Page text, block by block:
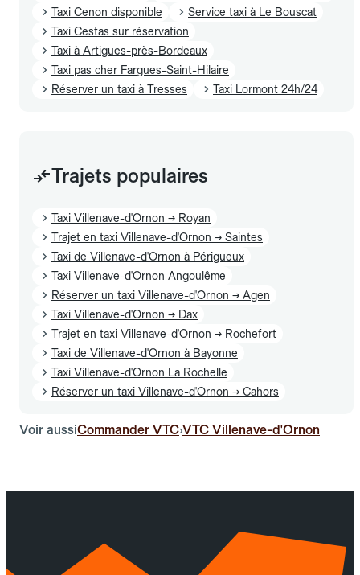
Taxi Cenon disponible
Service taxi à Le Bouscat
Taxi Cestas sur réservation
Taxi à Artigues-près-Bordeaux
Taxi pas cher Fargues-Saint-Hilaire
Réserver un taxi à Tresses
Taxi Lormont 24h/24
Trajets populaires
Taxi Villenave-d'Ornon → Royan
Trajet en taxi Villenave-d'Ornon → Saintes
Taxi de Villenave-d'Ornon à Périgueux
Taxi Villenave-d'Ornon Angoulême
Réserver un taxi Villenave-d'Ornon → Agen
Taxi Villenave-d'Ornon → Dax
Trajet en taxi Villenave-d'Ornon → Rochefort
Taxi de Villenave-d'Ornon à Bayonne
Taxi Villenave-d'Ornon La Rochelle
Réserver un taxi Villenave-d'Ornon → Cahors
Voir aussiCommander VTC›VTC Villenave-d'Ornon